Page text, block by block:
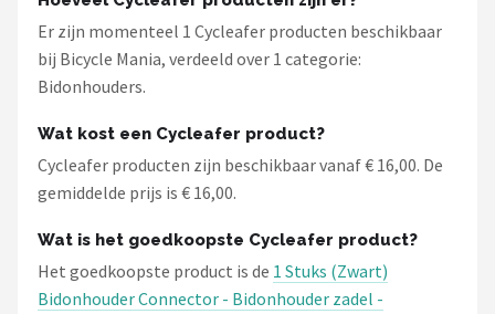
Er zijn momenteel 1 Cycleafer producten beschikbaar
bij Bicycle Mania, verdeeld over 1 categorie:
Bidonhouders.
Wat kost een Cycleafer product?
Cycleafer producten zijn beschikbaar vanaf € 16,00. De
gemiddelde prijs is € 16,00.
Wat is het goedkoopste Cycleafer product?
Het goedkoopste product is de 1 Stuks (Zwart)
Bidonhouder Connector - Bidonhouder zadel -